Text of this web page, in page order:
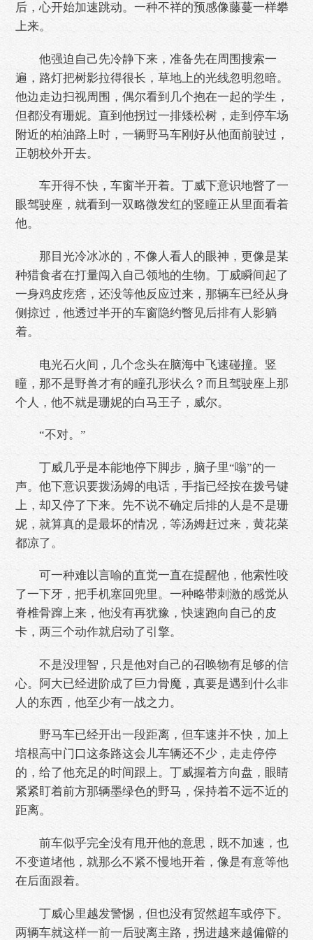
后，心开始加速跳动。一种不祥的预感像藤蔓一样攀
上来。
他强迫自己先冷静下来，准备先在周围搜索一
遍，路灯把树影拉得很长，草地上的光线忽明忽暗。
他边走边扫视周围，偶尔看到几个抱在一起的学生，
但都没有珊妮。直到他拐过一排矮松树，走到停车场
附近的柏油路上时，一辆野马车刚好从他面前驶过，
正朝校外开去。
车开得不快，车窗半开着。丁威下意识地瞥了一
眼驾驶座，就看到一双略微发红的竖瞳正从里面看着
他。
那目光冷冰冰的，不像人看人的眼神，更像是某
种猎食者在打量闯入自己领地的生物。丁威瞬间起了
一身鸡皮疙瘩，还没等他反应过来，那辆车已经从身
侧掠过，他透过半开的车窗隐约瞥见后排有人影躺
着。
电光石火间，几个念头在脑海中飞速碰撞。竖
瞳，那不是野兽才有的瞳孔形状么？而且驾驶座上那
个人，他不就是珊妮的白马王子，威尔。
“不对。”
丁威几乎是本能地停下脚步，脑子里“嗡”的一
声。他下意识要拨汤姆的电话，手指已经按在拨号键
上，却又停了下来。先不说不确定后排的人是不是珊
妮，就算真的是最坏的情况，等汤姆赶过来，黄花菜
都凉了。
可一种难以言喻的直觉一直在提醒他，他索性咬
了一下牙，把手机塞回兜里。一种略带刺激的感觉从
脊椎骨蹿上来，他没有再犹豫，快速跑向自己的皮
卡，两三个动作就启动了引擎。
不是没理智，只是他对自己的召唤物有足够的信
心。阿大已经进阶成了巨力骨魔，真要是遇到什么非
人的东西，他至少有一战之力。
野马车已经开出一段距离，但车速并不快，加上
培根高中门口这条路这会儿车辆还不少，走走停停
的，给了他充足的时间跟上。丁威握着方向盘，眼睛
紧紧盯着前方那辆墨绿色的野马，保持着不远不近的
距离。
前车似乎完全没有甩开他的意思，既不加速，也
不变道堵他，就那么不紧不慢地开着，像是有意等他
在后面跟着。
丁威心里越发警惕，但也没有贸然超车或停下。
两辆车就这样一前一后驶离主路，拐进越来越偏僻的